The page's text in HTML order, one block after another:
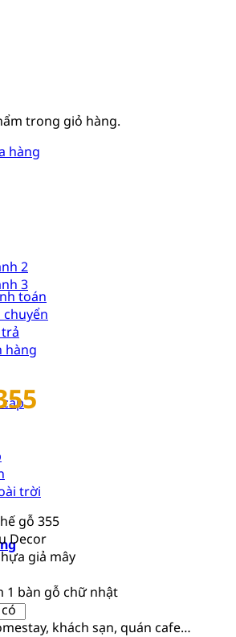
trong giỏ hàng.
hàng
toán
chuyển
hàng
trời
gỗ 355
Decor
giả mây
1 bàn gỗ chữ nhật
khách sạn, quán cafe…